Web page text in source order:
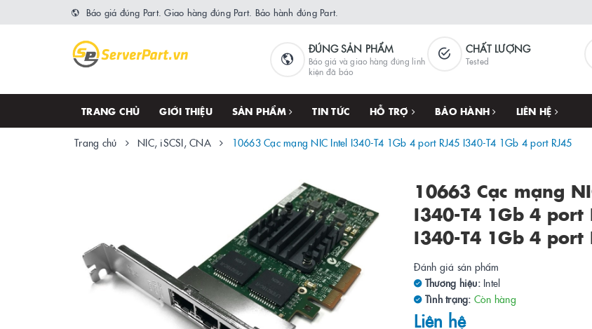
Báo giá đúng Part. Giao hàng đúng Part. Bảo hành đúng Part.
ĐÚNG SẢN PHẨM
Báo giá và giao hàng đúng linh
kiện đã báo
CHẤT LƯỢNG
Tested
TRANG CHỦ GIỚI THIỆU SẢN PHẨM TIN TỨC HỖ TRỢ BẢO HÀNH LIÊN HỆ
Trang chủ NIC, iSCSI, CNA 10663 Cạc mạng NIC Intel I340-T4 1Gb 4 port RJ45 I340-T4 1Gb 4 port RJ45
10663 Cạc mạng
I340-T4 1Gb 4 port
I340-T4 1Gb 4 port
Đánh giá sản phẩm
Thương hiệu: Intel
Tình trạng: Còn hàng
Liên hệ